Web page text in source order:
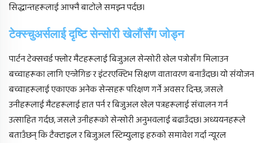
सिद्धान्तहरूलाई आफ्नै बाटोले समझ्न पर्दछ।
टेक्स्चुअर्सलाई दृष्टि सेन्सोरी खेलौंसँग जोड्न
पार्टन टेक्सचर्ड फ्लोर मैटहरूलाई बिजुअल सेन्सोरी खेल पत्रोसँग मिलाउन
बच्चाहरूका लागि एन्जेगिङ र इंटरएक्टिभ सिक्षण वातावरण बनाउँदछ। यो संयोजन
बच्चाहरूलाई एकाएक अनेक सेन्सहरू परिक्षण गर्ने अवसर दिन्छ, जसले
उनीहरूलाई मैटहरूलाई हात पर्न र बिजुअल खेल पत्रहरूलाई संचालन गर्न
उत्साहित गर्दछ, जसले उनीहरूको सेन्सोरी अनुभवलाई बढाउँदछ। अध्ययनहरूले
बताउँछन् कि टैक्टाइल र बिजुअल स्टिम्युलाइ हरुको समावेश गर्दा न्यूरल